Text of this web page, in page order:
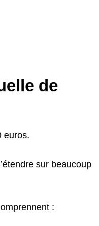
de
euros.
sur beaucoup
: